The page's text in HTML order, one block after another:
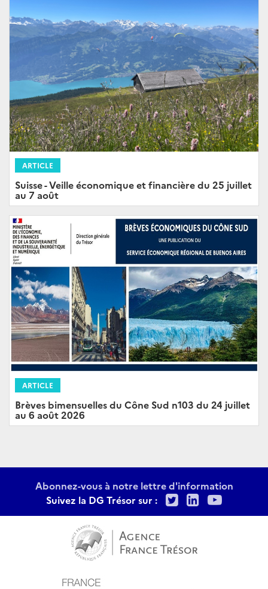
ARTICLE
Suisse - Veille économique et financière du 25 juillet
au 7 août
ARTICLE
Brèves bimensuelles du Cône Sud n103 du 24 juillet
au 6 août 2026
Abonnez-vous à notre lettre d'information
Suivez la DG Trésor sur :
TwitterLinkedIn